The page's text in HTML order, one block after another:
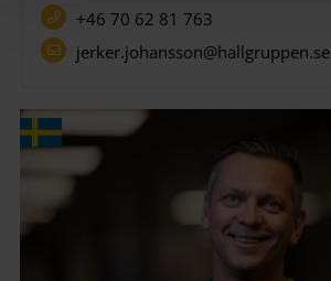
+46 70 62 81 763
jerker.johansson@hallgruppen.se